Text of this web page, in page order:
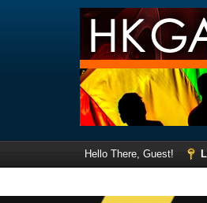
Hello There, Guest!